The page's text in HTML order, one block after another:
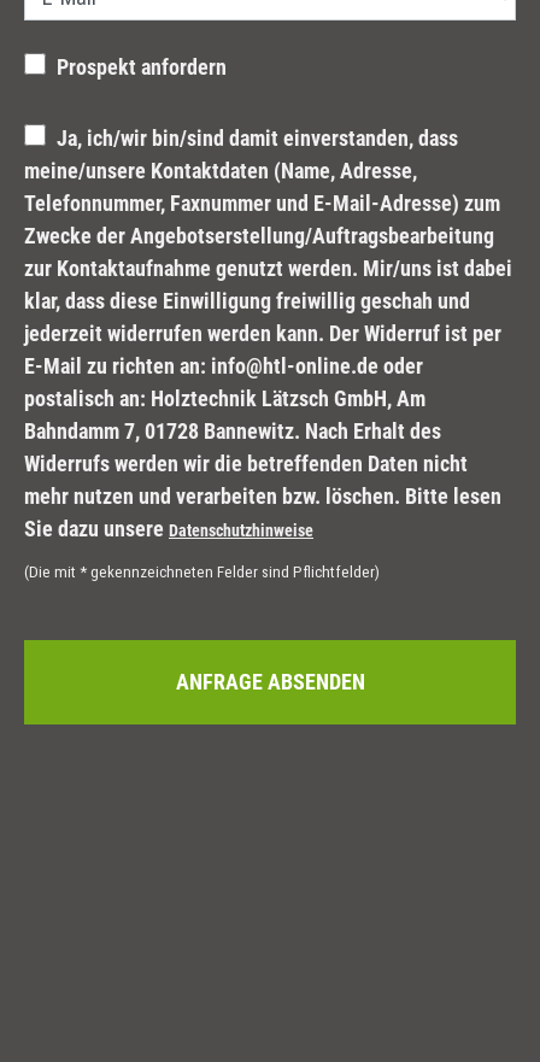
Prospekt anfordern
meine/unsere Kontaktdaten (Name, Adresse,
Telefonnummer, Faxnummer und E-Mail-Adresse) zum
Zwecke der Angebotserstellung/Auftragsbearbeitung
zur Kontaktaufnahme genutzt werden. Mir/uns ist dabei
klar, dass diese Einwilligung freiwillig geschah und
jederzeit widerrufen werden kann. Der Widerruf ist per
E-Mail zu richten an: info@htl-online.de oder
postalisch an: Holztechnik Lätzsch GmbH, Am
Bahndamm 7, 01728 Bannewitz. Nach Erhalt des
Widerrufs werden wir die betreffenden Daten nicht
mehr nutzen und verarbeiten bzw. löschen. Bitte lesen
Sie dazu unsere Datenschutzhinweise
(Die mit * gekennzeichneten Felder sind Pflichtfelder)